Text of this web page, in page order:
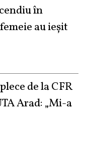
în
au ieșit
de la CFR
Arad: „Mi-a